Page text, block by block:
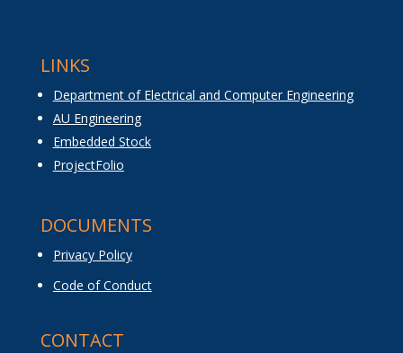
LINKS
Department of Electrical and Computer Engineering
AU Engineering
Embedded Stock
ProjectFolio
DOCUMENTS
Privacy Policy
Code of Conduct
CONTACT